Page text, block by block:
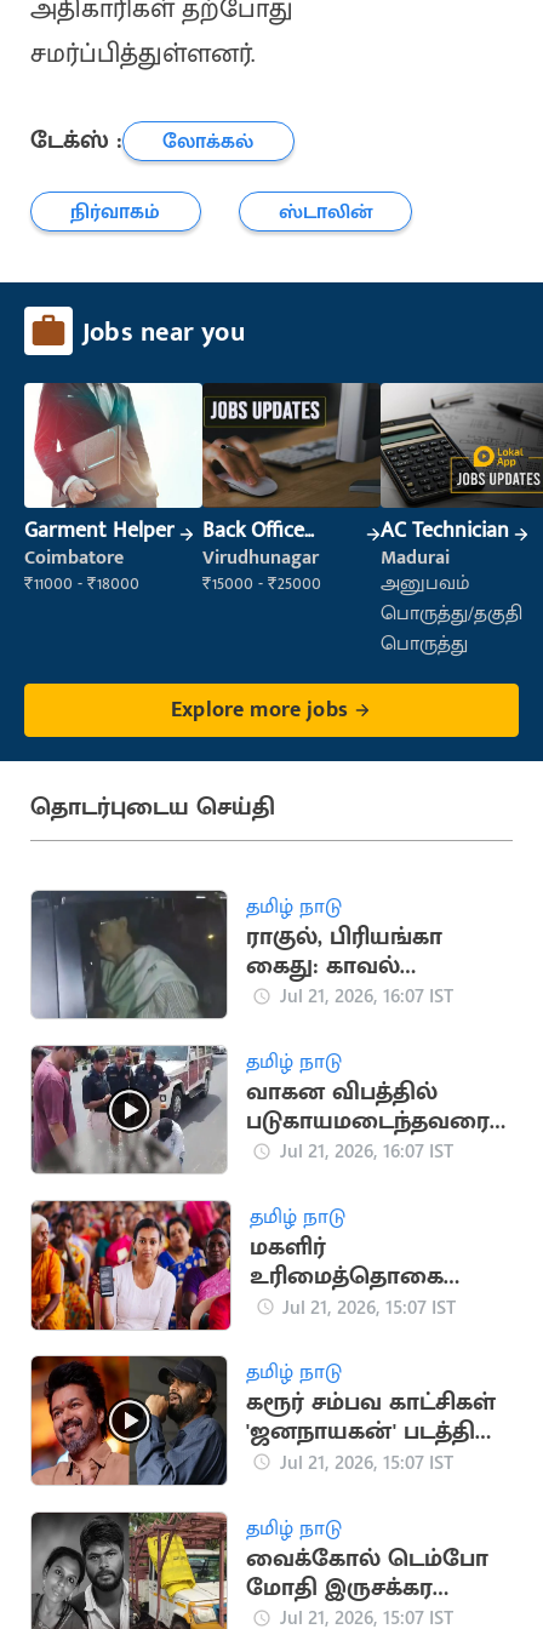
அதிகாரிகள் தற்போது
சமர்ப்பித்துள்ளனர்.
டேக்ஸ் :
லோக்கல்
நிர்வாகம்
ஸ்டாலின்
Jobs near you
Garment Helper
Coimbatore
₹11000 - ₹18000
Back Office
Executive
(Administration)
Virudhunagar
₹15000 - ₹25000
AC Technician
Madurai
அனுபவம்
பொருத்து/தகுதி
பொருத்து
Explore more jobs
தொடர்புடைய செய்தி
தமிழ் நாடு
ராகுல், பிரியங்கா
கைது: காவல்
நிலையம் வந்த
Jul 21, 2026, 16:07 IST
தமிழ் நாடு
வாகன விபத்தில்
படுகாயமடைந்தவரை
மீட்டு
சேர்த்த தவெக MLA
Jul 21, 2026, 16:07 IST
தமிழ் நாடு
மகளிர்
உரிமைத்தொகை
உயர்கிறதா? புதிய
பெறத் திட்டம்
Jul 21, 2026, 15:07 IST
தமிழ் நாடு
கரூர் சம்பவ காட்சிகள்
'ஜனநாயகன்' படத்தில்
பயன்படுத்தப்பட்டதா?
Jul 21, 2026, 15:07 IST
தமிழ் நாடு
வைக்கோல் டெம்போ
மோதி இருசக்கர
வாகனத்தில் சென்ற
Jul 21, 2026, 15:07 IST